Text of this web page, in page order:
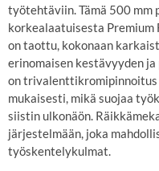
työtehtäviin. Tämä 500
korkealaatuisesta
on taottu, kokonaan
erinomaisen kestävyyden
on
mukaisesti, mikä suojaa
siistin ulkonäön.
järjestelmään, joka
työskentelykulmat.